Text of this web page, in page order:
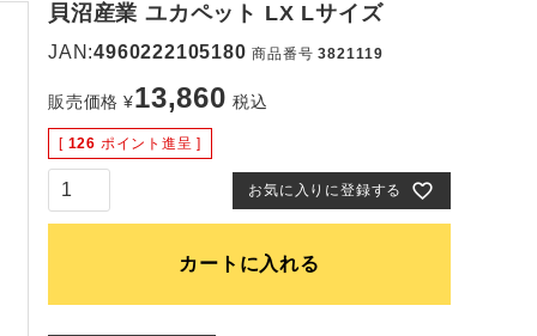
貝沼産業 ユカペット LX Lサイズ
JAN:4960222105180 商品番号 3821119
販売価格 ¥13,860 税込
[ 126 ポイント進呈 ]
お気に入りに登録する
カートに入れる